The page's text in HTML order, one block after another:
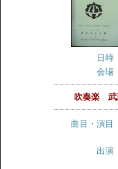
日時
会場
吹奏楽 武
曲目・演目
出演